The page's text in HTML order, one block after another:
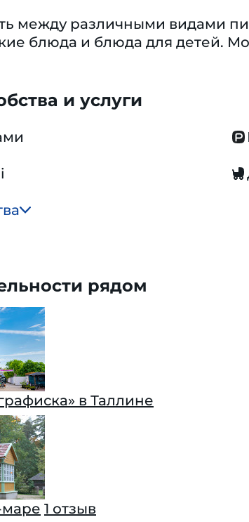
между различными видами
блюда и блюда для детей.
и услуги
рядом
в Таллине
маре 1 отзыв